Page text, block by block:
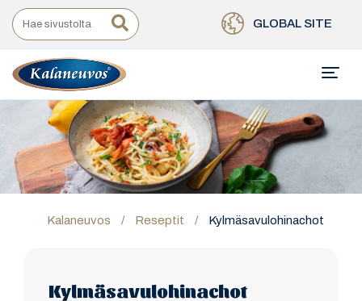
GLOBAL SITE
Kalaneuvos / Reseptit / Kylmäsavulohinachot
Kylmäsavulohinachot